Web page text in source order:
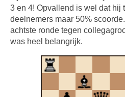
3 en 4! Opvallend is wel dat hij
deelnemers maar 50%
achtste ronde tegen
was heel belangrijk.